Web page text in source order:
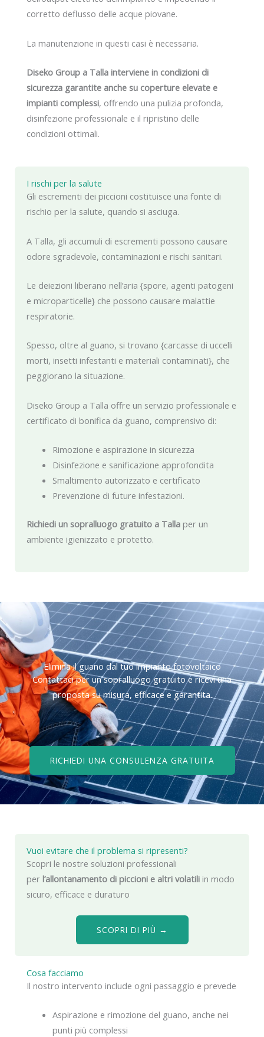
I rischi per la salute
Gli escrementi dei piccioni costituisce una fonte di
rischio per la salute, quando si asciuga.
A Talla, gli accumuli di escrementi possono causare
odore sgradevole, contaminazioni e rischi sanitari.
Le deiezioni liberano nell’aria {spore, agenti patogeni
e microparticelle} che possono causare malattie
respiratorie.
Spesso, oltre al guano, si trovano {carcasse di uccelli
morti, insetti infestanti e materiali contaminati}, che
peggiorano la situazione.
Diseko Group a Talla offre un servizio professionale e
certificato di bonifica da guano, comprensivo di:
Rimozione e aspirazione in sicurezza
Disinfezione e sanificazione approfondita
Smaltimento autorizzato e certificato
Prevenzione di future infestazioni.
Richiedi un sopralluogo gratuito a Talla per un
ambiente igienizzato e protetto.
corretto deflusso delle acque piovane.
La manutenzione in questi casi è necessaria.
Diseko Group a Talla interviene in condizioni di
sicurezza garantite anche su coperture elevate e
impianti complessi, offrendo una pulizia profonda,
disinfezione professionale e il ripristino delle
condizioni ottimali.
Elimina il guano dal tuo impianto fotovoltaico
Contattaci per un sopralluogo gratuito e ricevi una
proposta su misura, efficace e garantita.
RICHIEDI UNA CONSULENZA GRATUITA
Cosa facciamo
Il nostro intervento include ogni passaggio e prevede
Aspirazione e rimozione del guano, anche nei
punti più complessi
Vuoi evitare che il problema si ripresenti?
Scopri le nostre soluzioni professionali
per l’allontanamento di piccioni e altri volatili in modo
sicuro, efficace e duraturo
SCOPRI DI PIÙ →